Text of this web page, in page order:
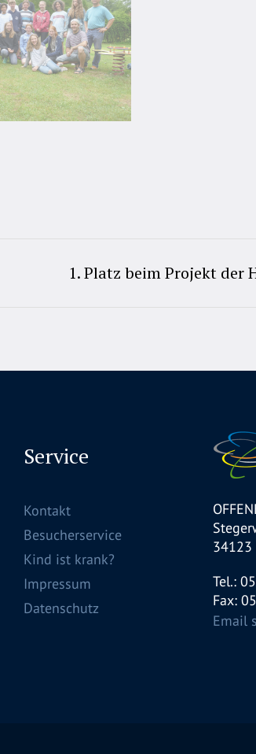
1. Platz beim Projekt der
Service
Kontakt
Besucherservice
Kind ist krank?
Impressum
Datenschutz
34123
Tel.:
Fax:
Email